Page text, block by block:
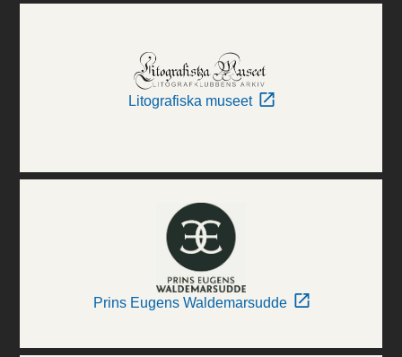
Litografiska museet
Prins Eugens Waldemarsudde